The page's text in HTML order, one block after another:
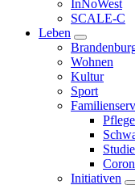
InNoWest
SCALE-C
Leben
Wohnen
Kultur
Sport
Initiativen